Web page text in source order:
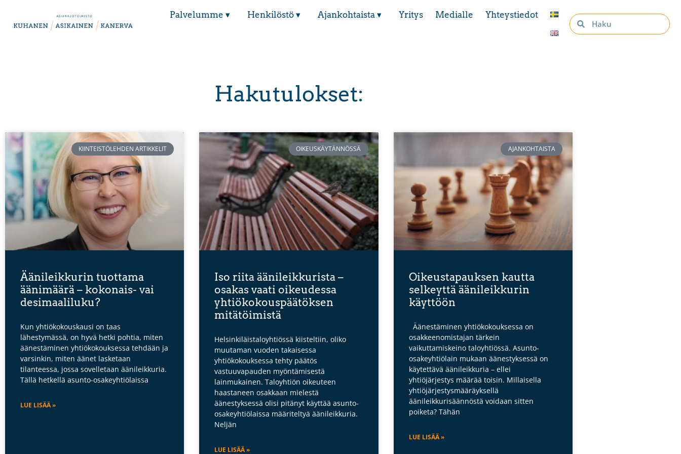
Palvelumme ▾ Henkilöstö ▾ Ajankohtaista ▾ Yritys Medialle Yhteystiedot
Hakutulokset:
KIINTEISTÖLEHDEN ARTIKKELIT
Äänileikkurin tuottama
äänimäärä – kokonais- vai
desimaaliluku?
Kun yhtiökokouskausi on taas
lähestymässä, on hyvä hetki pohtia, miten
äänestäminen yhtiökokouksessa tehdään ja
varsinkin, miten äänet lasketaan
tilanteessa, jossa sovelletaan äänileikkuria.
Tällä hetkellä asunto-osakeyhtiölaissa
LUE LISÄÄ »
OIKEUSKÄYTÄNNÖSSÄ
Iso riita äänileikkurista –
osakas vaati oikeudessa
yhtiökokouspäätöksen
mitätöimistä
Helsinkiläistaloyhtiössä kiisteltiin, oliko
muutaman vuoden takaisessa
yhtiökokouksessa tehty päätös
vastuuvapauden myöntämisestä
lainmukainen. Taloyhtiön oikeuteen
haastaneen osakkaan mielestä
äänestyksessä olisi pitänyt käyttää asunto-
osakeyhtiölaissa määriteltyä äänileikkuria.
Neljän
LUE LISÄÄ »
AJANKOHTAISTA
Oikeustapauksen kautta
selkeyttä äänileikkurin
käyttöön
Äänestäminen yhtiökokouksessa on
osakkeenomistajan tärkein
vaikuttamiskeino taloyhtiössä. Asunto-
osakeyhtiölain mukaan äänestyksessä on
käytettävä äänileikkuria – ellei
yhtiöjärjestys määrää toisin. Millaisella
yhtiöjärjestysmääräyksellä
äänileikkurisäännöstä voidaan sitten
poiketa? Tähän
LUE LISÄÄ »